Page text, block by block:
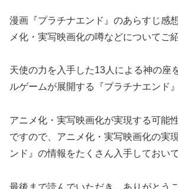
漫画『プラチナエンド』のあらすじ感
メ化・実写映画化の噂などについてご
天使の力を入手した13人による神の座
ルゲームが展開する『プラチナエンド』
アニメ化・実写映画化が実現する可能
ですので、アニメ化・実写映画化の実
ンド』の情報をたくさん入手しておい
最後まで読んでいただき、ありがとう